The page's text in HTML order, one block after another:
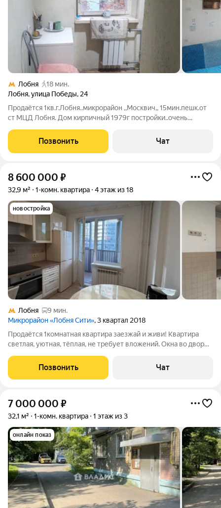
Лобня
18 мин.
Лобня,улица Победы, 24
Продаётся 1кв.г.Лобня..микрорайон ,,Москвич,, 15мин.пешк.от
ст МЦД Лобня. Дом кирпичный 1979г постройки..очень
сад,школа.магазинн Магнит .кинотеатр..в пеший доступности
лесной массив
Позвонить Чат
8 600 000 ₽
32,9 м² 1-комн. квартира 4 этаж из 18
новостройка
Лобня
9 мин.
Микрорайон «Лобня Сити», 3 квартал 2018
Продаётся 1комнатная квартира заезжай и живи! Квартира
светлая, уютная, тёплая, не требует вложений. Окна во двор
холодильник, плита, стиральная и посудомоечная машины.
Показ в любое время
Позвонить Чат
7 000 000 ₽
32,1 м² 1-комн. квартира 1 этаж из 3
онлайн показ